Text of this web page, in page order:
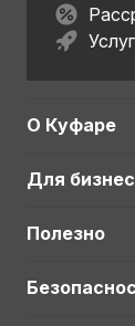
О Куфаре
Для
Полезно